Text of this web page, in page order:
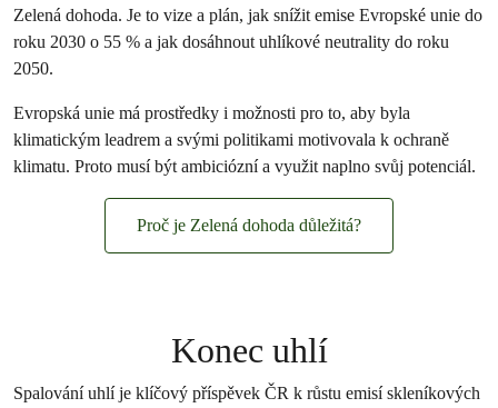
Zelená dohoda. Je to vize a plán, jak snížit emise Evropské unie do
roku 2030 o 55 % a jak dosáhnout uhlíkové neutrality do roku
2050.
Evropská unie má prostředky i možnosti pro to, aby byla
klimatickým leadrem a svými politikami motivovala k ochraně
klimatu. Proto musí být ambiciózní a využit naplno svůj potenciál.
Proč je Zelená dohoda důležitá?
Konec uhlí
Spalování uhlí je klíčový příspěvek ČR k růstu emisí skleníkových